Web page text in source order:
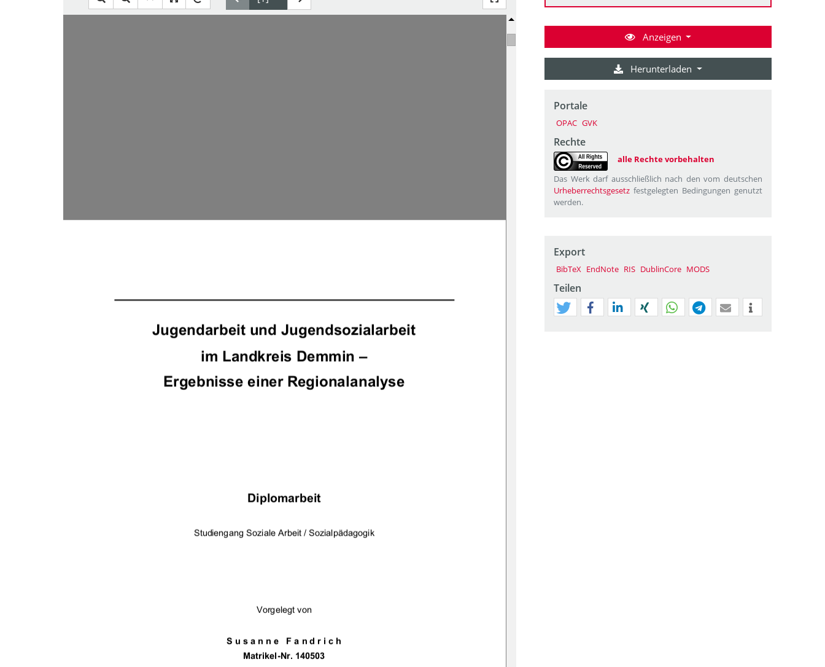

  
 	  
	
 	 



		 
 
	 	! "#$%$&
Anzeigen
Herunterladen
Portale
OPAC GVK
Rechte
alle Rechte vorbehalten
Das Werk darf ausschließlich nach den vom deutschen
Urheberrechtsgesetz festgelegten Bedingungen genutzt
werden.
Export
BibTeX EndNote RIS DublinCore MODS
Teilen